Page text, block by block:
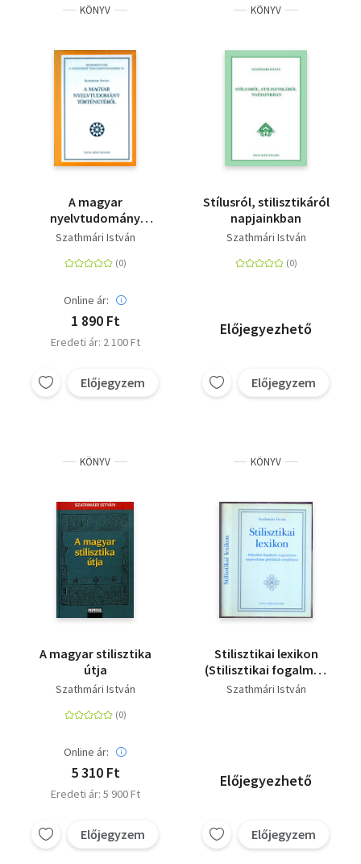
KÖNYV
A magyar
nyelvtudomány
történetéből -
nyelvészet
56.
Szathmári István
Online ár:
1 890 Ft
Eredeti ár: 2 100 Ft
Előjegyzem
KÖNYV
Stílusról, stilisztikáról
napjainkban
Szathmári István
Előjegyezhető
Előjegyzem
KÖNYV
A magyar stilisztika
útja
Szathmári István
Online ár:
5 310 Ft
Eredeti ár: 5 900 Ft
Előjegyzem
KÖNYV
Stilisztikai lexikon
(Stilisztikai fogalmak
magyarázata
Szathmári István
Előjegyezhető
Előjegyzem